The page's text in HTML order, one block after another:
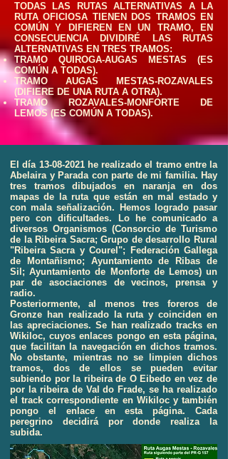
TODAS LAS RUTAS ALTERNATIVAS A LA
RUTA OFICIOSA TIENEN DOS TRAMOS EN
COMÚN Y DIFIEREN EN UN TRAMO, EN
CONSECUENCIA DIVIDIRÉ LAS RUTAS
ALTERNATIVAS EN TRES TRAMOS:
TRAMO QUIROGA-AUGAS MESTAS (ES
COMÚN A TODAS).
TRAMO AUGAS MESTAS-ROZAVALES
(DIFIERE DE UNA RUTA A OTRA).
TRAMO ROZAVALES-MONFORTE DE
LEMOS (ES COMÚN A TODAS).
El día 13-08-2021he realizado el tramo entre la
Abelaira y Parada con parte de mi familia. Hay
tres tramos dibujados en naranja en dos
mapas de la ruta que están en mal estado y
con mala señalización. Hemos logrado pasar
pero con dificultades. Lo he comunicado a
diversos Organismos (Consorcio de Turismo
de la Ribeira Sacra; Grupo de desarrollo Rural
"Ribeira Sacra y Courel"; Federación Gallega
de Montañismo; Ayuntamiento de Ribas de
Sil; Ayuntamiento de Monforte de Lemos) un
par de asociaciones de vecinos, prensa y
radio.
Posteriormente, al menos tres foreros de
Gronze han realizado la ruta y coinciden en
las apreciaciones. Se han realizado tracks en
Wikiloc, cuyos enlaces pongo en esta página,
que facilitan la navegación en dichos tramos.
No obstante, mientras no se limpien dichos
tramos, dos de ellos se pueden evitar
subiendo por la ribeira de O Eibedo en vez de
por la ribeira de Val do Frade, se ha realizado
el track correspondiente en Wikiloc y también
pongo el enlace en esta página. Cada
peregrino decidirá por donde realiza la
subida.